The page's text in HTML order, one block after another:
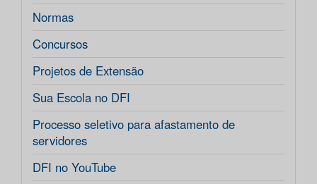
Normas
Concursos
Projetos de Extensão
Sua Escola no DFI
Processo seletivo para afastamento de
servidores
DFI no YouTube